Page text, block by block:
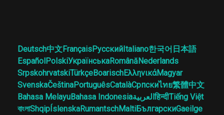
Deutsch中文FrançaisРусскийItaliano한국어 日本語
EspañolPolskiУкраїнськаRomânăNederlands
SrpskohrvatskiTürkçeBoarischΕλληνικάMagyar
SvenskaČeštinaPortuguêsCatalàСрпскиไทย繁體中文
Bahasa MelayuBahasa Indonesiaالعربيةहिन्दीTiếng Việt
বাংলাShqipÍslenskaRumantschMaltiБългарскиGaeilge